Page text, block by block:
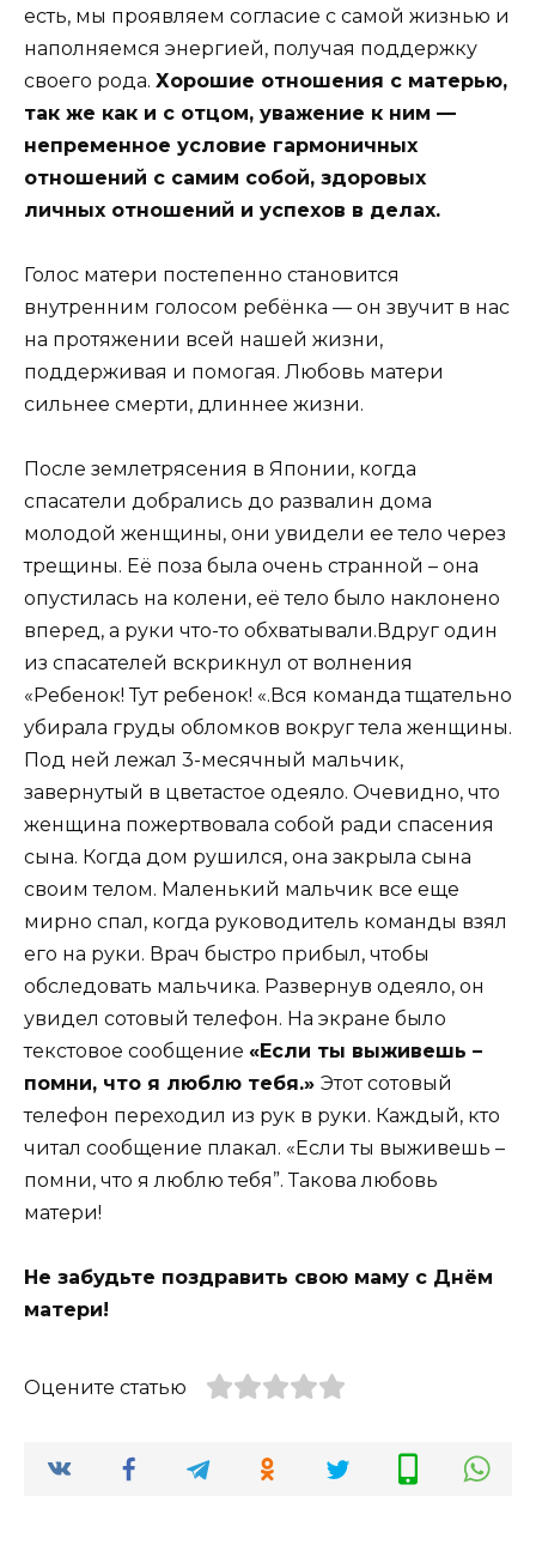
есть, мы проявляем согласие с самой жизнью и
наполняемся энергией, получая поддержку
своего рода. Хорошие отношения с матерью,
так же как и с отцом, уважение к ним —
непременное условие гармоничных
отношений с самим собой, здоровых
личных отношений и успехов в делах.
Голос матери постепенно становится
внутренним голосом ребёнка — он звучит в нас
на протяжении всей нашей жизни,
поддерживая и помогая. Любовь матери
сильнее смерти, длиннее жизни.
После землетрясения в Японии, когда
спасатели добрались до развалин дома
молодой женщины, они увидели ее тело через
трещины. Её поза была очень странной – она
опустилась на колени, её тело было наклонено
вперед, а руки что-то обхватывали.Вдруг один
из спасателей вскрикнул от волнения
«Ребенок! Тут ребенок! «.Вся команда тщательно
убирала груды обломков вокруг тела женщины.
Под ней лежал 3-месячный мальчик,
завернутый в цветастое одеяло. Очевидно, что
женщина пожертвовала собой ради спасения
сына. Когда дом рушился, она закрыла сына
своим телом. Маленький мальчик все еще
мирно спал, когда руководитель команды взял
его на руки. Врач быстро прибыл, чтобы
обследовать мальчика. Развернув одеяло, он
увидел сотовый телефон. На экране было
текстовое сообщение «Если ты выживешь –
помни, что я люблю тебя.» Этот сотовый
телефон переходил из рук в руки. Каждый, кто
читал сообщение плакал. «Если ты выживешь –
помни, что я люблю тебя”. Такова любовь
матери!
Не забудьте поздравить свою маму с Днём
матери!
Оцените статью